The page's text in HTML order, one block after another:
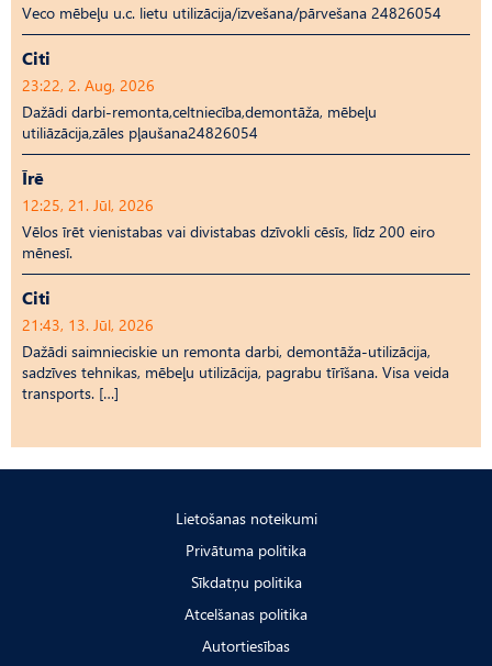
Veco mēbeļu u.c. lietu utilizācija/izvešana/pārvešana 24826054
Citi
23:22, 2. Aug, 2026
Dažādi darbi-remonta,celtniecība,demontāža, mēbeļu
utiliāzācija,zāles pļaušana24826054
Īrē
12:25, 21. Jūl, 2026
Vēlos īrēt vienistabas vai divistabas dzīvokli cēsīs, līdz 200 eiro
mēnesī.
Citi
21:43, 13. Jūl, 2026
Dažādi saimnieciskie un remonta darbi, demontāža-utilizācija,
sadzīves tehnikas, mēbeļu utilizācija, pagrabu tīrīšana. Visa veida
transports. […]
Lietošanas noteikumi
Privātuma politika
Sīkdatņu politika
Atcelšanas politika
Autortiesības